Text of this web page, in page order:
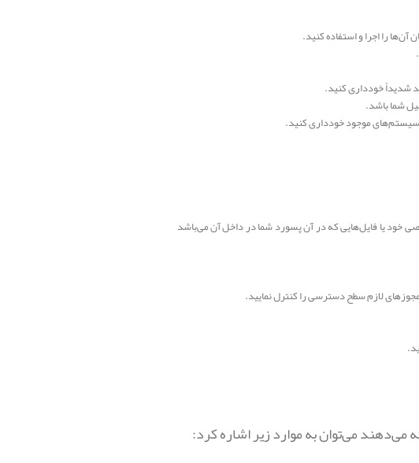
را اجرا و استفاده کنید.
شدیداً خودداری کنید.
شما باشد.
سیستم‌های موجود خودداری کنید.
خود یا فایل‌هایی که در آن پسورد شما در داخل آن می‌باشد
لازم سطح دسترسی را کنترل نمایید.
می‌دهند می‌توان به موارد زیر اشاره کرد: